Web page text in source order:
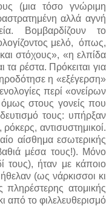
(μια τόσο γνώριμη
αλλά αγνή
Βομβαρδίζουν το
μελό, όπως,
στόχους», «η ελπίδα
ρέστα. Πρόκειται για
η «εξέγερση»
περί «ονείρων
στους γονείς που
τους: υπήρξαν
αντισυστημικοί.
αίσθημα εσωτερικής
μέσα τους!). Μόνο
τους), ήταν με κάποιο
(ως νάρκισσοι κι
ατομικής
από το φιλελευθερισμό